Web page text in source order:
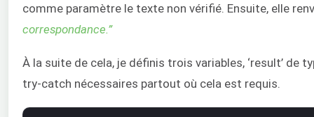
comme paramètre le texte non vérifié. Ensuite, elle
correspondance.”
À la suite de cela, je définis trois variables, ‘result’ de
try-catch nécessaires partout où cela est requis.